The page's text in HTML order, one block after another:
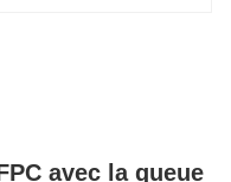
avec la queue